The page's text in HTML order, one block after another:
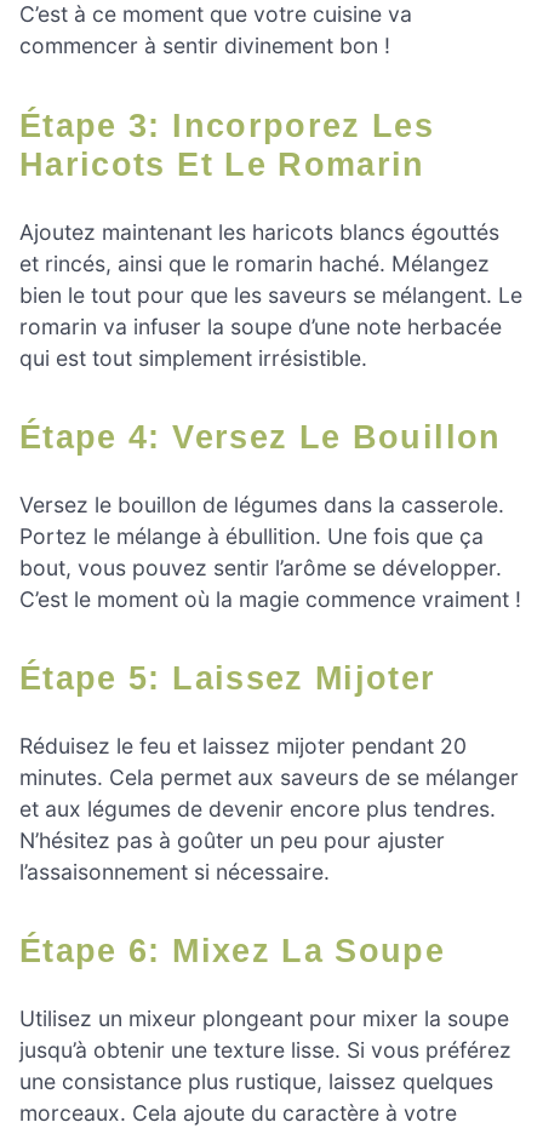
C’est à ce moment que votre cuisine va
commencer à sentir divinement bon !
Étape 3: Incorporez Les
Haricots Et Le Romarin
Ajoutez maintenant les haricots blancs égouttés
et rincés, ainsi que le romarin haché. Mélangez
bien le tout pour que les saveurs se mélangent. Le
romarin va infuser la soupe d’une note herbacée
qui est tout simplement irrésistible.
Étape 4: Versez Le Bouillon
Versez le bouillon de légumes dans la casserole.
Portez le mélange à ébullition. Une fois que ça
bout, vous pouvez sentir l’arôme se développer.
C’est le moment où la magie commence vraiment !
Étape 5: Laissez Mijoter
Réduisez le feu et laissez mijoter pendant 20
minutes. Cela permet aux saveurs de se mélanger
et aux légumes de devenir encore plus tendres.
N’hésitez pas à goûter un peu pour ajuster
l’assaisonnement si nécessaire.
Étape 6: Mixez La Soupe
Utilisez un mixeur plongeant pour mixer la soupe
jusqu’à obtenir une texture lisse. Si vous préférez
une consistance plus rustique, laissez quelques
morceaux. Cela ajoute du caractère à votre